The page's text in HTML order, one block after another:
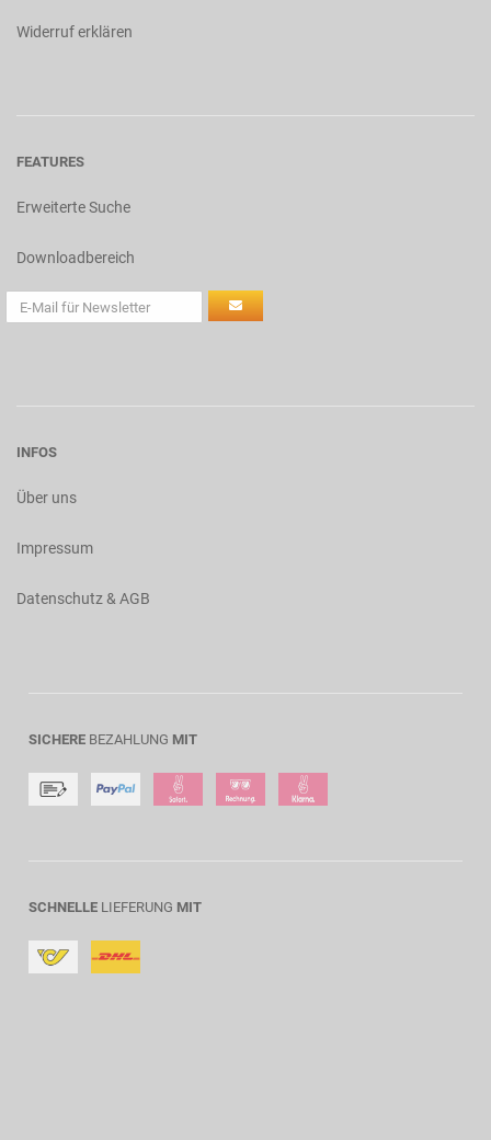
Widerruf erklären
FEATURES
Erweiterte Suche
Downloadbereich
INFOS
Über uns
Impressum
Datenschutz & AGB
SICHERE BEZAHLUNG MIT
SCHNELLE LIEFERUNG MIT